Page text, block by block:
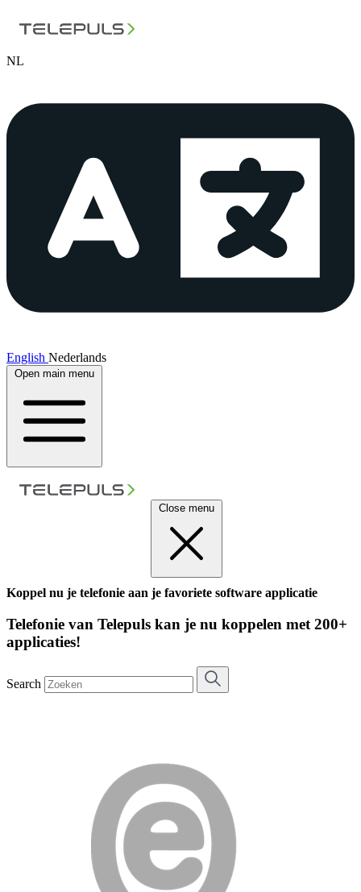
NL
English Nederlands
Open main menu
Close menu
Koppel nu je telefonie aan je favoriete software applicatie
Telefonie van Telepuls kan je nu koppelen met 200+
applicaties!
Search